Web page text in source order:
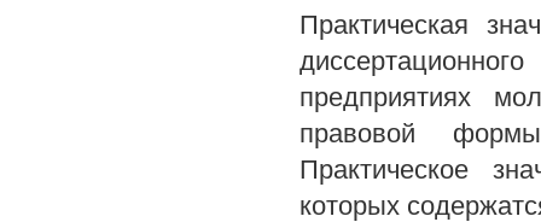
Практическая
предприятиях
правовой
Практическое
которых